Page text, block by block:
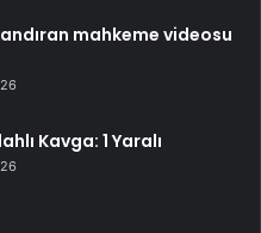
mahkeme videosu
Kavga: 1 Yaralı